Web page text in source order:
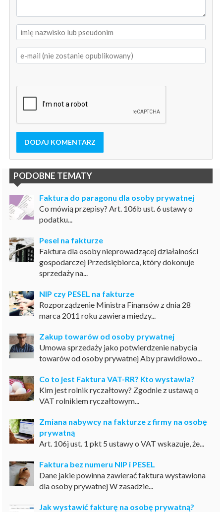
DODAJ KOMENTARZ
PODOBNE TEMATY
Faktura do paragonu dla osoby prywatnej
Co mówią przepisy? Art. 106b ust. 6 ustawy o
podatku...
Pesel na fakturze
Faktura dla osoby nieprowadzącej działalności
gospodarczej Przedsiębiorca, który dokonuje
sprzedaży na...
NIP czy PESEL na fakturze
Rozporządzenie Ministra Finansów z dnia 28
marca 2011 roku zawiera miedzy...
Zakup towarów od osoby prywatnej
Umowa sprzedaży jako potwierdzenie nabycia
towarów od osoby prywatnej Aby prawidłowo...
Co to jest Faktura VAT-RR? Kto wystawia?
Kim jest rolnik ryczałtowy? Zgodnie z ustawą o
VAT rolnikiem ryczałtowym...
Zmiana nabywcy na fakturze z firmy na osobę
prywatną
Art. 106j ust. 1 pkt 5 ustawy o VAT wskazuje, że...
Faktura bez numeru NIP i PESEL
Dane jakie powinna zawierać faktura wystawiona
dla osoby prywatnej W zasadzie...
Jak wystawić fakturę na osobę prywatną?